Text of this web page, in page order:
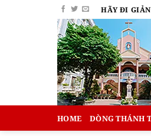
HÃY ĐI
HOME DÒNG THÁNH